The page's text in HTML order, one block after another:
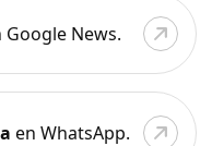
Google News.
en WhatsApp.